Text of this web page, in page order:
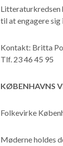
Litteraturkredsen
til at engagere sig
Kontakt: Britta
Tlf. 23 46 45 95
KØBENHAVNS
Folkevirke
Møderne holdes